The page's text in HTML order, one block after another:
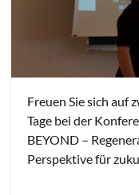
Freuen Sie sich auf
Tage bei der
BEYOND –
Perspektive für